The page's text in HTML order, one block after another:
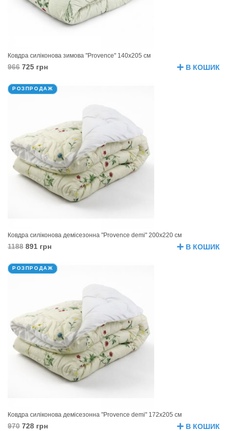
Ковдра силіконова зимова "Provence" 140х205 см
966 725 грн В КОШИК
РОЗПРОДАЖ
Ковдра силіконова демісезонна "Provence demi" 200х220 см
1188 891 грн В КОШИК
РОЗПРОДАЖ
Ковдра силіконова демісезонна "Provence demi" 172х205 см
970 728 грн В КОШИК